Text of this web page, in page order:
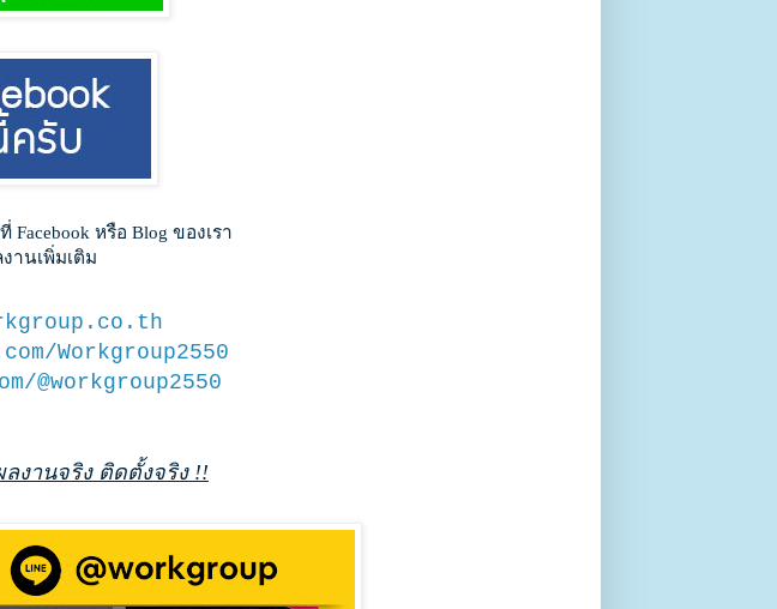
หรือ Blog ของเรา
านเพิ่มเติม
Workgroup2550
@workgroup2550
งานจริง ติดตั้งจริง !!